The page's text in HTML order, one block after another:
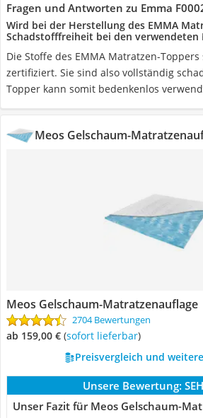
Fragen und Antworten zu Emma
Wird bei der Herstellung des EMMA
Schadstofffreiheit bei den verwendeten
Die Stoffe des EMMA Matratzen-Toppers
zertifiziert. Sie sind also vollständig
Topper kann somit bedenkenlos
Meos Gelschaum-
Meos Gelschaum-Matratzenauflage
2704 Bewertungen
ab 159,00 € ( Sofort lieferbar)
Preisvergleich und
Unsere Bewertung:
Unser Fazit für Meos Gelschaum-